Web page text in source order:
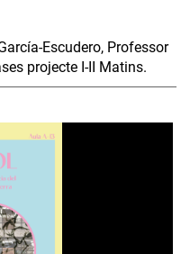
Escudero, Professor
projecte I-II Matins.